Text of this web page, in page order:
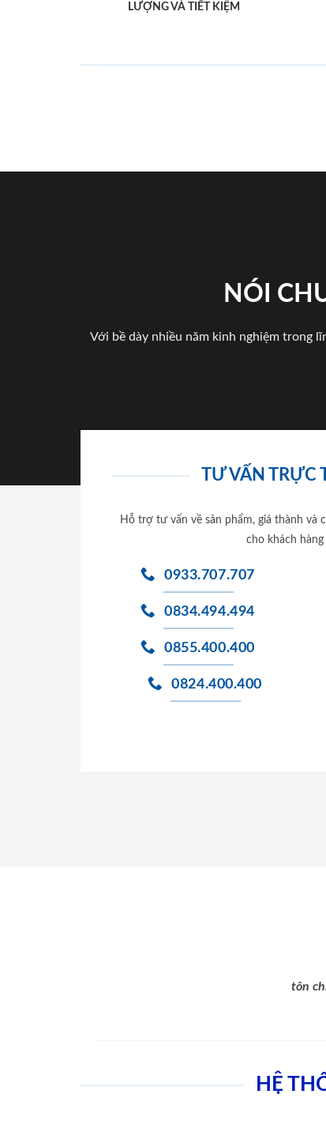
LƯỢNG VÀ TIẾT KIỆM
NÓI
Với bề dày nhiều năm kinh nghiệm trong
TƯ VẤN TRỰC
Hỗ trợ tư vấn về sản phẩm, giá thành và
cho khách
0933.707.707
0834.494.494
0855.400.400
0824.400.400
tôn
HỆ